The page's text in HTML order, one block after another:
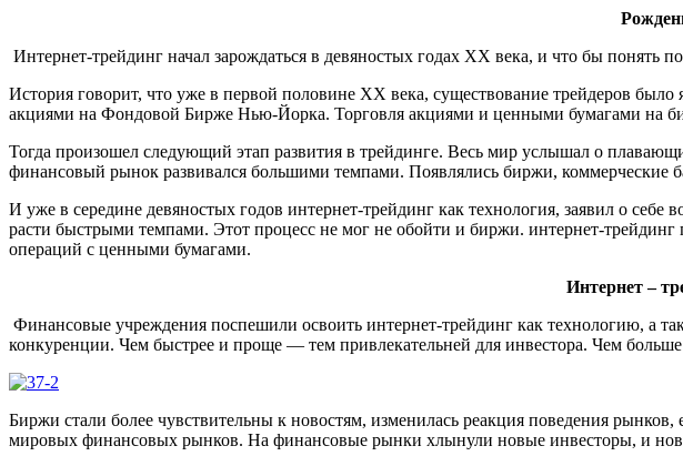
Интернет-трейдинг начал зарождаться в девяностых годах XX века, и что бы
История говорит, что уже в первой половине XX века, существование трейдеров
акциями на Фондовой Бирже Нью-Йорка. Торговля акциями и ценными бумагами на
Тогда произошел следующий этап развития в трейдинге. Весь мир услышал о
финансовый рынок развивался большими темпами. Появлялись биржи, коммерческие
И уже в середине девяностых годов интернет-трейдинг как технология, заявил о
расти быстрыми темпами. Этот процесс не мог не обойти и биржи. интернет-
операций с ценными бумагами.
Интернет –
Финансовые учреждения поспешили освоить интернет-трейдинг как технологию, а
конкуренции. Чем быстрее и проще — тем привлекательней для инвестора. Чем
Биржи стали более чувствительны к новостям, изменилась реакция поведения
мировых финансовых рынков. На финансовые рынки хлынули новые инвесторы, и